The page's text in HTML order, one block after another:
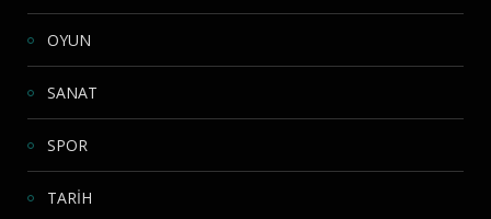
OYUN
SANAT
SPOR
TARİH